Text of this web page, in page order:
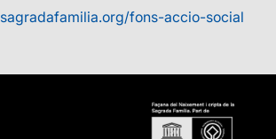
sagradafamilia.org/fons-accio-social